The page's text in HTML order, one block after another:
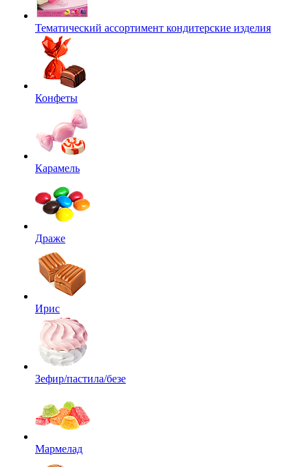
Тематический ассортимент кондитерские изделия
Конфеты
Карамель
Драже
Ирис
Зефир/пастила/безе
Мармелад